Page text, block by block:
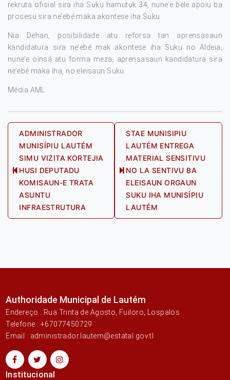
rekruta ofisial sira iha Suku hamutuk 34, nune’e bele apoiu ba
prosesu sira ne’ebé maka akontese iha Suku.
Nia Dehan, posibilidade atu reforsa tan aprensasaun
kandidatura sira ne’ebé mak akontese iha Suku no Aldeia,
nune’e oinsá atu forma meza, aprensasaun kandidatura sira
ne’ebé maka iha, no eleisaun Suku.
Média AML
Post
navigation
Previous
post:
ADMINISTRADOR
MUNISÍPIU LAUTÉM
SIMU VIZITA KORTEJIA
HUSI DEPUTADU
KOMISAUN-E TRATA
ASUNTU
INFRAESTRUTURA
Next
post:
STAE MUNISIPIU
LAUTÉM ENTREGA
MATERIAL SENSITIVU
NO LA SENTIVU BA
ELEISAUN ORGAUN
SUKU IHA MUNISÍPIU
LAUTÉM
Authoridade Municipal de Lautém
Endereço : Rua Trinta de Agosto, Fuiloro, Lospalos
Telefone : +67077450729
Email : administrador.lautem@estatal.gov.tl
Institucional